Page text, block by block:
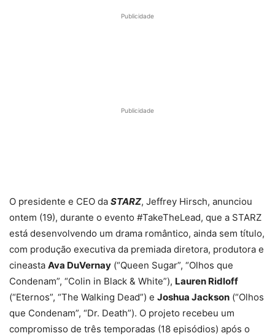
Publicidade
Publicidade
O presidente e CEO da STARZ, Jeffrey Hirsch, anunciou
ontem (19), durante o evento #TakeTheLead, que a STARZ
está desenvolvendo um drama romântico, ainda sem título,
com produção executiva da premiada diretora, produtora e
cineasta Ava DuVernay (“Queen Sugar”, “Olhos que
Condenam”, “Colin in Black & White”), Lauren Ridloff
(“Eternos”, “The Walking Dead”) e Joshua Jackson (“Olhos
que Condenam”, “Dr. Death”). O projeto recebeu um
compromisso de três temporadas (18 episódios) após o